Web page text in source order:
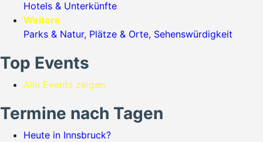
Hotels & Unterkünfte
Weitere
Parks & Natur, Plätze & Orte, Sehenswürdigkeit
Top Events
Alle Events zeigen
Termine nach Tagen
Heute in Innsbruck?